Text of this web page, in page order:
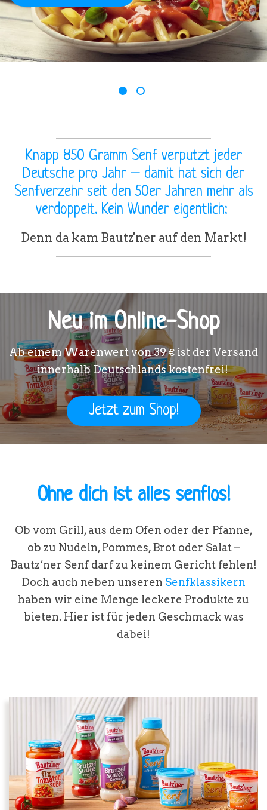
1 2
Knapp 850 Gramm Senf verputzt jeder
Deutsche pro Jahr – damit hat sich der
Senfverzehr seit den 50er Jahren mehr als
verdoppelt. Kein Wunder eigentlich:
Denn da kam Bautz'ner auf den Markt!
Neu im Online-Shop
Ab einem Warenwert von39 € ist der Versand
innerhalb Deutschlands kostenfrei!
Jetzt zum Shop!
Ohne dich ist alles senflos!
Ob vom Grill, aus dem Ofen oder der Pfanne,
ob zu Nudeln, Pommes, Brot oder Salat –
Bautz‘ner Senf darf zu keinem Gericht fehlen!
Doch auch neben unseren Senfklassikern
haben wir eine Menge leckere Produkte zu
bieten. Hier ist für jeden Geschmack was
dabei!